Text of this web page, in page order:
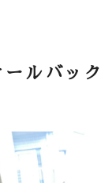
ールバッ